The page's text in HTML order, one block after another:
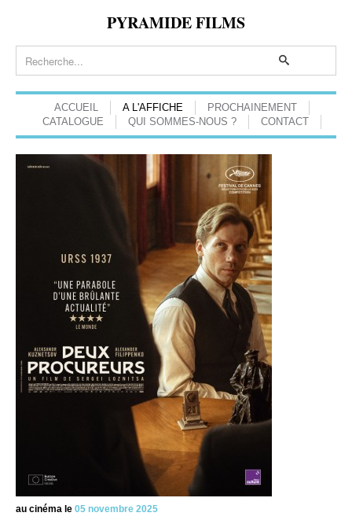
PYRAMIDE FILMS
ACCUEIL A L'AFFICHE
PROCHAINEMENT
CATALOGUE
QUI SOMMES-NOUS ? CONTACT
au cinéma le 05 novembre 2025